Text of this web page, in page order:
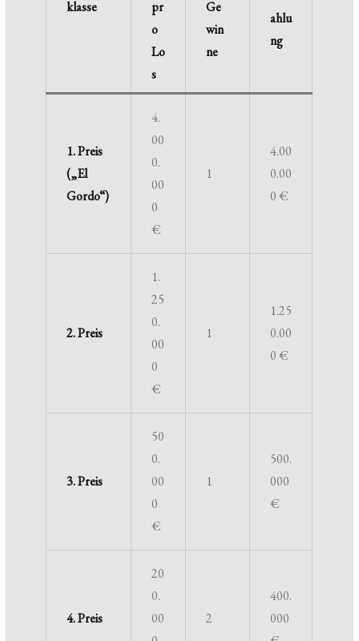
klasse
pr
o
Lo
s
Ge
win
ne
ahlu
ng
1. Preis
(„El
Gordo“)
4.
00
0.
00
0
€
1
4.00
0.00
0 €
2. Preis
1.
25
0.
00
0
€
1
1.25
0.00
0 €
3. Preis
50
0.
00
0
€
1
500.
000
€
4. Preis
20
0.
00
2
400.
000